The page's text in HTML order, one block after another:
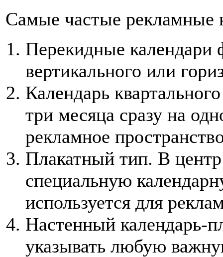
Самые частые рекламные
Перекидные календари
вертикального или
Календарь
три месяца сразу на
рекламное
Плакатный тип. В
специальную
используется для
Настенный календарь-
указывать любую